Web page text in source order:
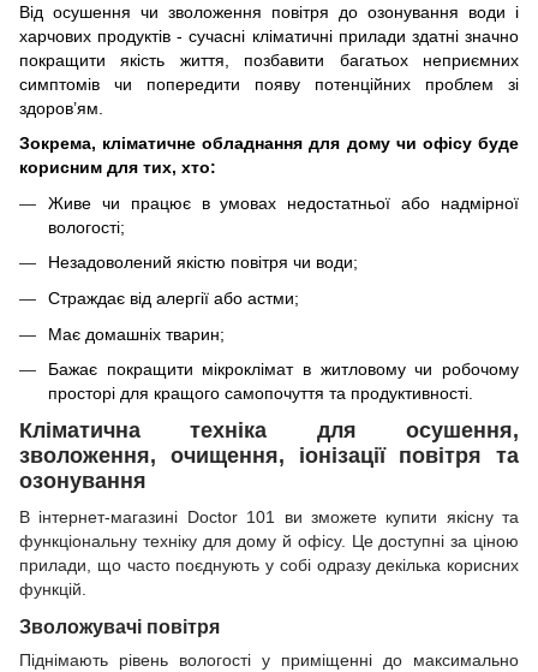
Від осушення чи зволоження повітря до озонування води і
харчових продуктів - сучасні кліматичні прилади здатні значно
покращити якість життя, позбавити багатьох неприємних
симптомів чи попередити появу потенційних проблем зі
здоров’ям.
Зокрема, кліматичне обладнання для дому чи офісу буде
корисним для тих, хто:
Живе чи працює в умовах недостатньої або надмірної
вологості;
Незадоволений якістю повітря чи води;
Страждає від алергії або астми;
Має домашніх тварин;
Бажає покращити мікроклімат в житловому чи робочому
просторі для кращого самопочуття та продуктивності.
Кліматична техніка для осушення,
зволоження, очищення, іонізації повітря та
озонування
В інтернет-магазині Doctor 101 ви зможете купити якісну та
функціональну техніку для дому й офісу. Це доступні за ціною
прилади, що часто поєднують у собі одразу декілька корисних
функцій.
Зволожувачі повітря
Піднімають рівень вологості у приміщенні до максимально